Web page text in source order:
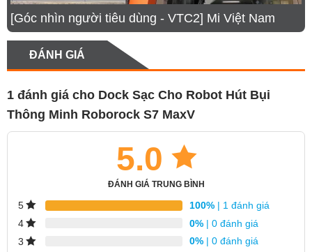
dàng cung cấp nước lên bình chứa của robot để
robot có thể hoạt động làm việc với thời gian lâu
hơn, cho diện tích lau nhà quét dọn lớn hơn mà
không cần phụ thuộc vào con người.
[Góc nhìn người tiêu dùng - VTC2] Mi Việt Nam
ĐÁNH GIÁ
1 đánh giá cho Dock Sạc Cho Robot Hút Bụi
Thông Minh Roborock S7 MaxV
5.0
ĐÁNH GIÁ TRUNG BÌNH
5 100% | 1 đánh giá
4
0% | 0 đánh giá
3
0% | 0 đánh giá